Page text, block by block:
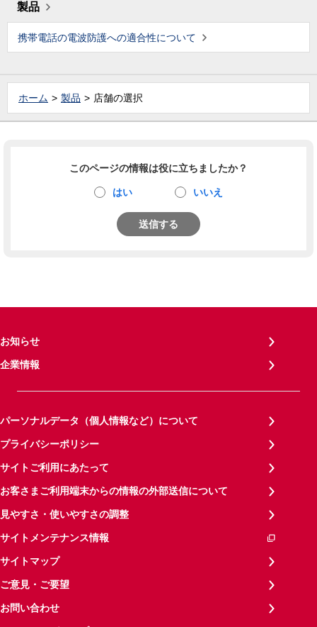
製品
携帯電話の電波防護への適合性について
ホーム 製品 店舗の選択
このページの情報は役に立ちましたか？
はい いいえ
送信する
お知らせ
企業情報
パーソナルデータ（個人情報など）について
プライバシーポリシー
サイトご利用にあたって
お客さまご利用端末からの情報の外部送信について
見やすさ・使いやすさの調整
サイトメンテナンス情報
サイトマップ
ご意見・ご要望
お問い合わせ